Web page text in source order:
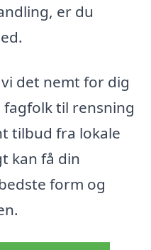
er du
det nemt for dig
til rensning
tilbud fra lokale
kan få din
form og